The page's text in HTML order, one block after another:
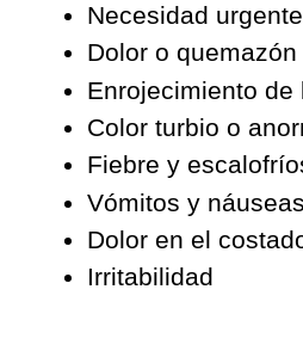
Necesidad
Dolor o
Enrojecimiento
Color turbio o
Fiebre y
Vómitos y náuseas
Dolor en el
Irritabilidad